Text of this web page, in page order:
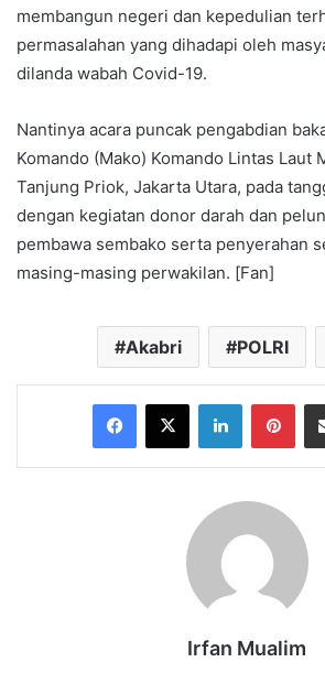
membangun negeri dan kepedulian
permasalahan yang dihadapi oleh
dilanda wabah Covid-19.
Nantinya acara puncak pengabdian
Komando (Mako) Komando Lintas Laut
Tanjung Priok, Jakarta Utara, pada
dengan kegiatan donor darah dan
pembawa sembako serta penyerahan
masing-masing perwakilan. [Fan]
Akabri POLRI
Facebook
X LinkedIn
Irfan Mualim